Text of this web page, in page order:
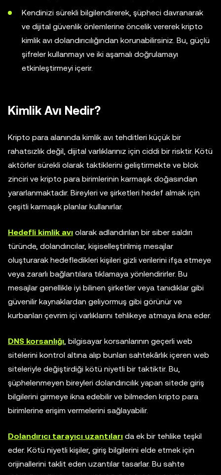
Kendinizi sürekli bilgilendirerek, şüpheci davranarak
ve dijital güvenlik önlemlerine öncelik vererek kripto
kimlik avı dolandırıcılığından korunabilirsiniz. Bu, güçlü
şifreler kullanmayı ve iki aşamalı doğrulamayı
etkinleştirmeyi içerir.
Kimlik Avı Nedir?
Kripto para alanında kimlik avı tehditleri küçük bir
rahatsızlık değil, dijital varlıklarınız için ciddi bir risktir. Kötü
aktörler sürekli olarak taktiklerini geliştirmekte ve blok
zinciri ve kripto para birimlerinin karmaşık doğasından
yararlanmaktadır. Bireyleri ve şirketleri hedef almak için
çeşitli karmaşık planlar kullanırlar.
Hedefli kimlik avı olarak adlandırılan bir siber saldırı
türünde, dolandırıcılar, kişiselleştirilmiş mesajlar
oluşturarak hedefledikleri kişileri gizli verilerini ifşa etmeye
veya zararlı bağlantılara tıklamaya yönlendirirler. Bu
mesajlar genellikle iyi bilinen şirketler veya tanıdıklar gibi
güvenilir kaynaklardan geliyormuş gibi görünür ve
kurbanları çevrim içi varlıklarını tehlikeye atmaya ikna eder.
DNS korsanlığı, bilgisayar korsanlarının geçerli web
sitelerini kontrol altına alıp bunları sahtekârlık içeren web
siteleriyle değiştirdiği kötü niyetli bir taktiktir. Bu,
şüphelenmeyen bireyleri dolandırıcılık yapan sitede giriş
bilgilerini girmeye ikna edebilir ve bilmeden kripto para
birimlerine erişim vermelerini sağlayabilir.
Dolandırıcı tarayıcı uzantıları da ek bir tehlike teşkil
eder. Kötü niyetli kişiler, giriş bilgilerini elde etmek için
orijinallerini taklit eden uzantılar tasarlar. Bu sahte